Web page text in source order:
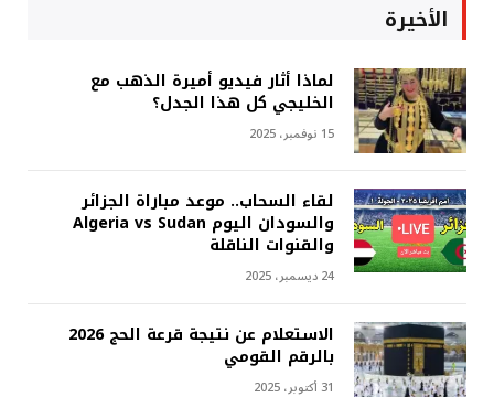
الأخيرة
لماذا أثار فيديو أميرة الذهب مع
الخليجي كل هذا الجدل؟
15 نوفمبر، 2025
لقاء السحاب.. موعد مباراة الجزائر
والسودان اليوم Algeria vs Sudan
والقنوات الناقلة
24 ديسمبر، 2025
الاستعلام عن نتيجة قرعة الحج 2026
بالرقم القومي
31 أكتوبر، 2025